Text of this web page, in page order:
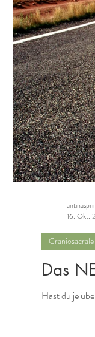
Das
Hast du je
16. Okt.